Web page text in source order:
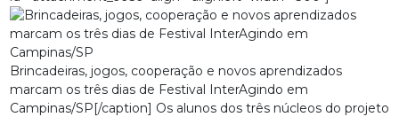
Brincadeiras, jogos, cooperação e novos aprendizados
marcam os três dias de Festival InterAgindo em
Campinas/SP[/caption] Os alunos dos três núcleos do projeto